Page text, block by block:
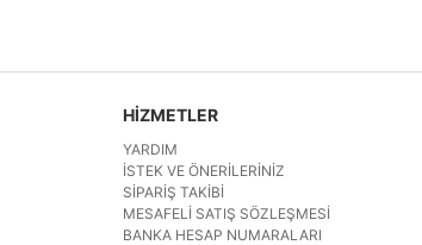
HİZMETLER
YARDIM
İSTEK VE ÖNERILERINIZ
SIPARIŞ TAKIBI
MESAFELI SATIŞ SÖZLEŞMESI
BANKA HESAP NUMARALARI